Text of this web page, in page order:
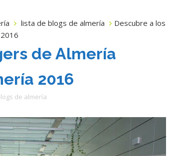
lista de blogs de almería
Descubre a los
de Almería
2016
de almería